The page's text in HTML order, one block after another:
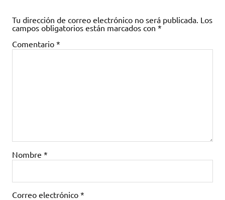
Tu dirección de correo electrónico no será publicada. Los
campos obligatorios están marcados con *
Comentario *
Nombre *
Correo electrónico *